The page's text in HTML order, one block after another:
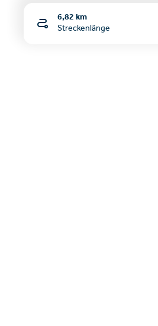
6,82 km
Streckenlänge